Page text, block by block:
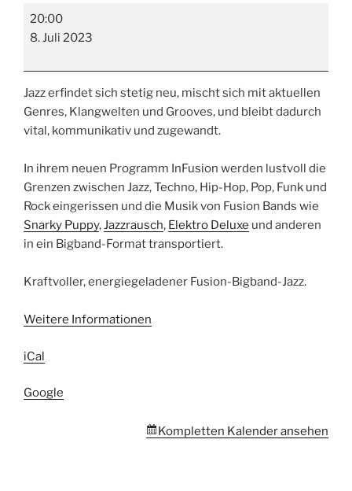
InFusion
20:00
8. Juli 2023
Jazz erfindet sich stetig neu, mischt sich mit aktuellen
Genres, Klangwelten und Grooves, und bleibt dadurch
vital, kommunikativ und zugewandt.
In ihrem neuen Programm InFusion werden lustvoll die
Grenzen zwischen Jazz, Techno, Hip-Hop, Pop, Funk und
Rock eingerissen und die Musik von Fusion Bands wie
Snarky Puppy,Jazzrausch, Elektro Deluxe und anderen
in ein Bigband-Format transportiert.
Kraftvoller, energiegeladener Fusion-Bigband-Jazz.
Weitere Informationen
iCal
Google
Kompletten Kalender ansehen